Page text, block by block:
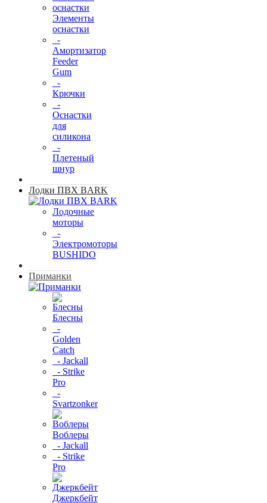
Элементы
оснастки
-
Амортизатор
Feeder
Gum
-
Крючки
-
Оснастки
для
силикона
-
Плетеный
шнур
Лодки ПВХ BARK
Лодочные
моторы
-
Электромоторы
BUSHIDO
Приманки
Блесны
-
Golden
Catch
- Jackall
- Strike
Pro
-
Svartzonker
Воблеры
- Jackall
- Strike
Pro
Джеркбейт